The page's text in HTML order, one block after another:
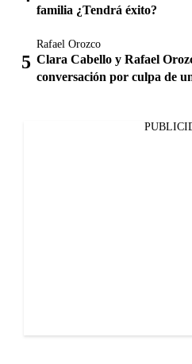
familia ¿Tendrá éxito?
Rafael Orozco
Clara Cabello y Rafael
conversación por culpa de